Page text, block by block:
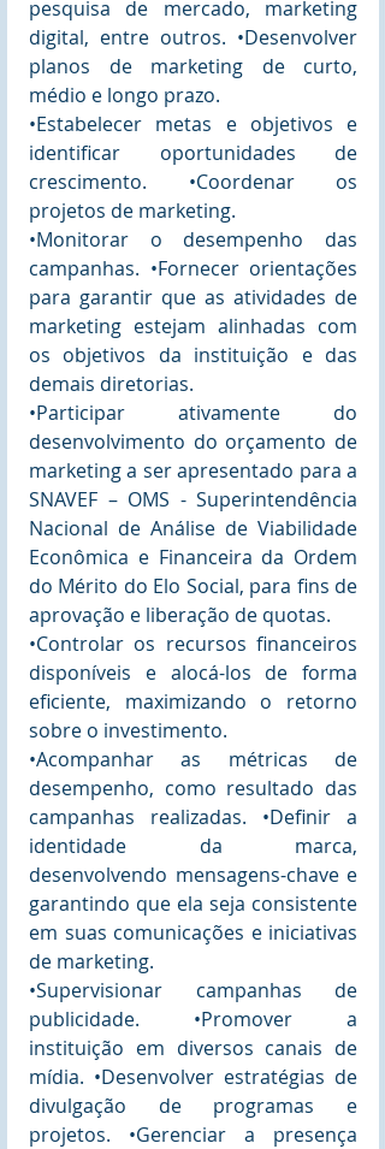
pesquisa de mercado, marketing
digital, entre outros. •Desenvolver
planos de marketing de curto,
médio e longo prazo.
•Estabelecer metas e objetivos e
identificar oportunidades de
crescimento. •Coordenar os
projetos de marketing.
•Monitorar o desempenho das
campanhas. •Fornecer orientações
para garantir que as atividades de
marketing estejam alinhadas com
os objetivos da instituição e das
demais diretorias.
•Participar ativamente do
desenvolvimento do orçamento de
marketing a ser apresentado para a
SNAVEF – OMS - Superintendência
Nacional de Análise de Viabilidade
Econômica e Financeira da Ordem
do Mérito do Elo Social, para fins de
aprovação e liberação de quotas.
•Controlar os recursos financeiros
disponíveis e alocá-los de forma
eficiente, maximizando o retorno
sobre o investimento.
•Acompanhar as métricas de
desempenho, como resultado das
campanhas realizadas. •Definir a
identidade da marca,
desenvolvendo mensagens-chave e
garantindo que ela seja consistente
em suas comunicações e iniciativas
de marketing.
•Supervisionar campanhas de
publicidade. •Promover a
instituição em diversos canais de
mídia. •Desenvolver estratégias de
divulgação de programas e
projetos. •Gerenciar a presença